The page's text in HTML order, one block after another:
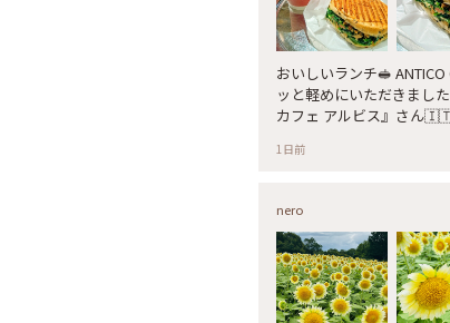
おいしいランチ🥪 ANTICO CAFEE AL
ッと軽めにいただきまし
カフェ アルビス』さん
等がサンドされ いつも５
文するとグリラーでこん
きのこの旨みとベーコン
う一ついけたかな😁 #大阪#梅田#カフェ#バール#イタリアンカフェ#バ
リスタ#アンティコカフェ
1日前
nero